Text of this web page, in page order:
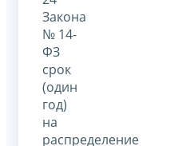
Закона
№ 14-
ФЗ
срок
(один
год)
на
распределение